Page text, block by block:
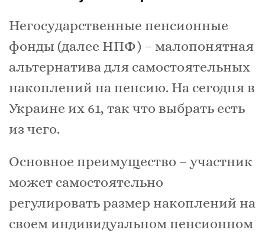
Негосударственные пенсионные
фонды (далее НПФ) – малопонятная
альтернатива для самостоятельных
накоплений на пенсию. На сегодня в
Украине их 61, так что выбрать есть
из чего.
Основное преимущество – участник
может самостоятельно
регулировать размер накоплений на
своем индивидуальном пенсионном